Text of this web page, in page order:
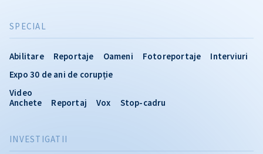
INVESTIGATII
SPECIAL
Abilitare Reportaje Oameni Fotoreportaje
Interviuri
Expo 30 de ani de corupție
Video
Anchete
Reportaj Vox Stop-cadru